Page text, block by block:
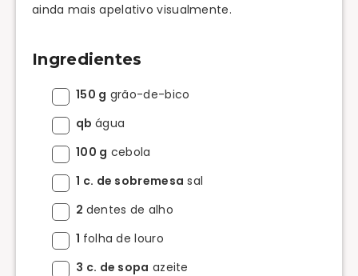
ainda mais apelativo visualmente.
Ingredientes
150 g grão-de-bico
qb água
100 g cebola
1 c. de sobremesa sal
2 dentes de alho
1 folha de louro
3 c. de sopa azeite